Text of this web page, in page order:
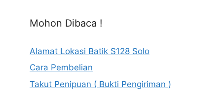
Mohon Dibaca !
Alamat Lokasi Batik S128 Solo
Cara Pembelian
Takut Penipuan ( Bukti Pengiriman )